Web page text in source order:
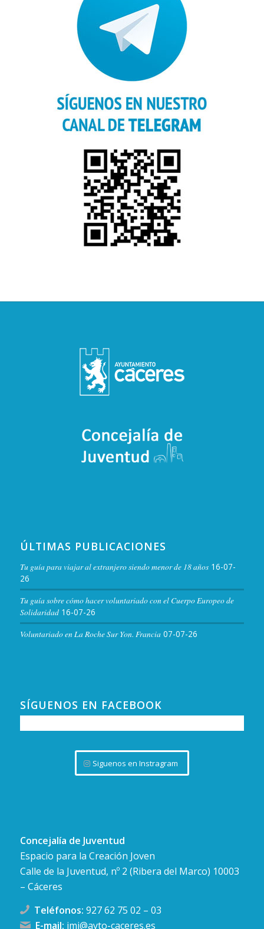
ÚLTIMAS PUBLICACIONES
Tu guía para viajar al extranjero siendo menor de 18 años 16-07-
26
Tu guía sobre cómo hacer voluntariado con el Cuerpo Europeo de
Solidaridad 16-07-26
Voluntariado en La Roche Sur Yon. Francia 07-07-26
SÍGUENOS EN FACEBOOK
Siguenos en Instragram
Concejalía de Juventud
Espacio para la Creación Joven
Calle de la Juventud, nº 2 (Ribera del Marco) 10003
– Cáceres
Teléfonos: 927 62 75 02 – 03
E-mail: imj@ayto-caceres.es